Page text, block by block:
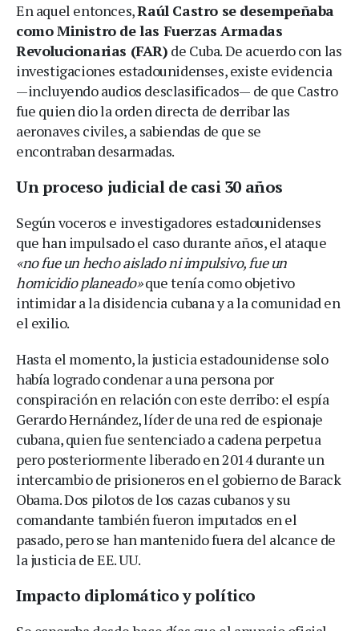
En aquel entonces,Raúl Castro se desempeñaba
como Ministro de las Fuerzas Armadas
Revolucionarias (FAR) de Cuba.De acuerdo con las
investigaciones estadounidenses, existe evidencia
—incluyendo audios desclasificados— de que Castro
fue quien dio la orden directa de derribar las
aeronaves civiles, a sabiendas de que se
encontraban desarmadas.
Un proceso judicial de casi 30 años
Según voceros e investigadores estadounidenses
que han impulsado el caso durante años, el ataque
«no fue un hecho aislado ni impulsivo, fue un
homicidio planeado»que tenía como objetivo
intimidar a la disidencia cubana y a la comunidad en
el exilio.
Hasta el momento, la justicia estadounidense solo
había logrado condenar a una persona por
conspiración en relación con este derribo: el espía
Gerardo Hernández, líder de una red de espionaje
cubana, quien fue sentenciado a cadena perpetua
pero posteriormente liberado en 2014 durante un
intercambio de prisioneros en el gobierno de Barack
Obama.Dos pilotos de los cazas cubanos y su
comandante también fueron imputados en el
pasado, pero se han mantenido fuera del alcance de
la justicia de EE. UU.
Impacto diplomático y político